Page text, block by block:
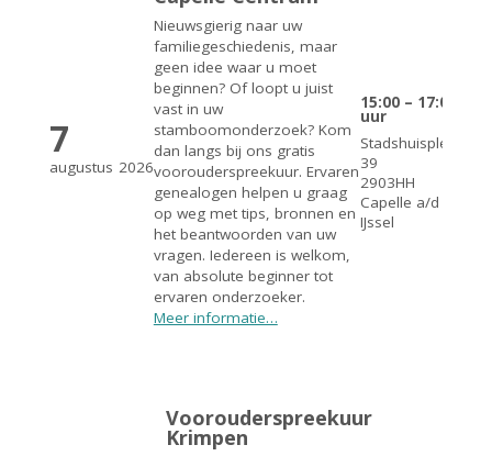
7
augustus 2026
Nieuwsgierig naar uw
familiegeschiedenis, maar
geen idee waar u moet
beginnen? Of loopt u juist
vast in uw
stamboomonderzoek? Kom
dan langs bij ons gratis
voorouderspreekuur. Ervaren
genealogen helpen u graag
op weg met tips, bronnen en
het beantwoorden van uw
vragen. Iedereen is welkom,
van absolute beginner tot
ervaren onderzoeker.
Meer informatie…
15:00 – 17:00
uur
Stadshuisplein
39
2903HH
Capelle a/d
IJssel
Voorouderspreekuur
Krimpen